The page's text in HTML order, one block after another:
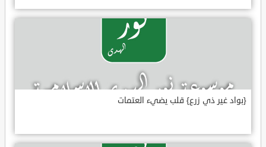
{بواد غير ذي زرع} قلب يضيء العتمات